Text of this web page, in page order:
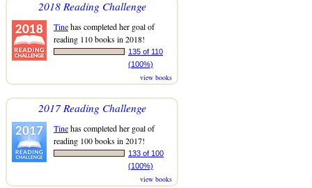
2018 Reading Challenge
Tinehas completed her goal of
reading 110 books in 2018!
135 of 110
(100%)
view books
2017 Reading Challenge
Tinehas completed her goal of
reading 100 books in 2017!
133 of 100
(100%)
view books